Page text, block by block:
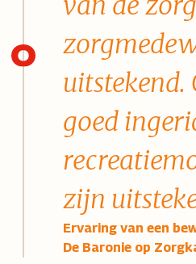
uitstekend.
goed
zijn
Ervaring van een
De Baronie op